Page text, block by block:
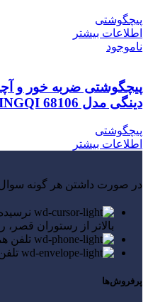
پیچگوشتی
اطلاعات بیشتر
ناموجود
دینگی مدل 68106 DINGQI
پیچگوشتی
اطلاعات بیشتر
در صورت داشتن هر گونه سوال
بالاتر از رستوران
تلفن همراه:
تلفن
پرفروش‌ها